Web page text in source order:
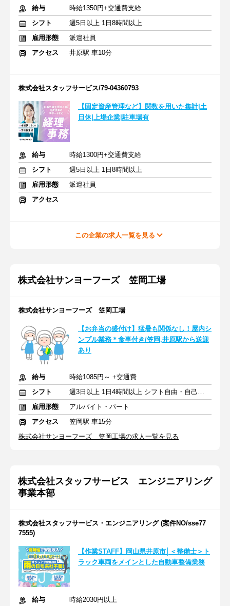
給与
時給1350円+交通費支給
シフト
週5日以上 1日8時間以上
雇用形態
派遣社員
アクセス
井原駅 車10分
株式会社スタッフサービス/79-04360793
【固定資産管理など】関数を用いた集計|土
日休|上場企業|駐車場有
給与
時給1300円+交通費支給
シフト
週5日以上 1日8時間以上
雇用形態
派遣社員
アクセス
この企業の求人一覧を見る
株式会社サンヨーフーズ 笠岡工場
株式会社サンヨーフーズ 笠岡工場
【お弁当の盛付け】猛暑も関係なし！屋内シ
ンプル業務＊食事付き/笠岡,井原駅から送迎
あり
給与
時給1085円～ +交通費
シフト
週3日以上 1日4時間以上 シフト自由・自己申告
雇用形態
アルバイト・パート
アクセス
笠岡駅 車15分
株式会社サンヨーフーズ 笠岡工場の求人一覧を見る
株式会社スタッフサービス エンジニアリング
事業本部
株式会社スタッフサービス・エンジニアリング (案件NO/sse77
7555)
【作業STAFF】岡山県井原市│＜整備士＞ト
ラック車両をメインとした自動車整備業務
給与 時給2030円以上